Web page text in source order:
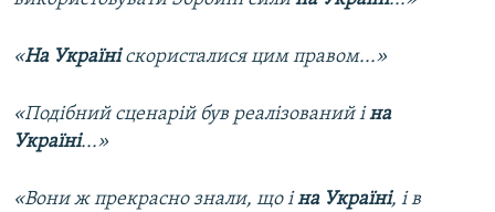
«На Україніскористалися цим правом...»
«Подібний сценарій був реалізований іна
Україні...»
«Вони ж прекрасно знали, що іна Україні, і в